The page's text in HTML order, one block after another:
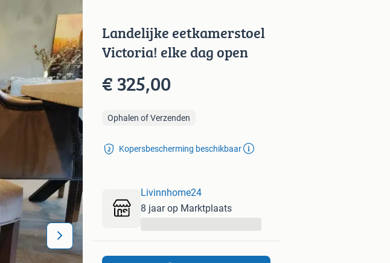
Landelijke eetkamerstoel
Victoria! elke dag open
€ 325,00
Ophalen of Verzenden
Kopersbescherming beschikbaar
Livinnhome24
8 jaar op Marktplaats